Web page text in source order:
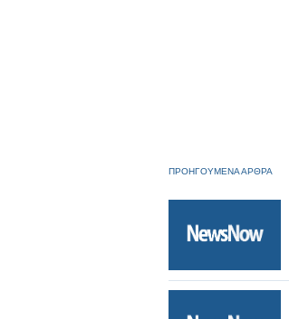
ΠΡΟΗΓΟΥΜΕΝΑ ΑΡΘΡΑ